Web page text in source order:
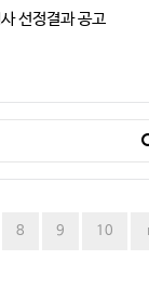
선정결과 공고
8 9 10